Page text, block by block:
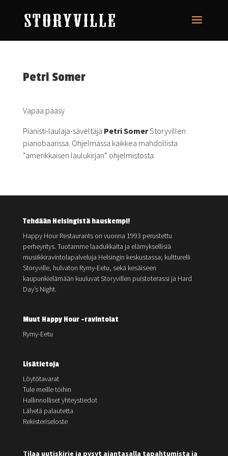
Petri Somer
Vapaa pääsy
Pianisti-laulaja-säveltäjä Petri SomerStoryvillen
pianobaarissa. Ohjelmassa kaikkea mahdollista
“amerikkaisen laulukirjan” ohjelmistosta.
Tehdään Helsingistä hauskempi!
Happy Hour Restaurants on vuonna 1993 perustettu
perheyritys. Tuotamme laadukkaita ja elämyksellisiä
musiikkiravintolapalveluja Helsingin keskustassa; kultturelli
Storyville, hulvaton Rymy-Eetu, sekä kesäiseen
kaupunkielämään kuuluvat Storyvillen puistoterassi ja Hard
Day’s Night.
Muut Happy Hour -ravintolat
Rymy-Eetu
Lisätietoja
Löytötavarat
Tule meille töihin
Hallinnolliset yhteystiedot
Lähetä palautetta
Rekisteriseloste
Tilaa uutiskirje ja pysyt ajantasalla tapahtumista ja